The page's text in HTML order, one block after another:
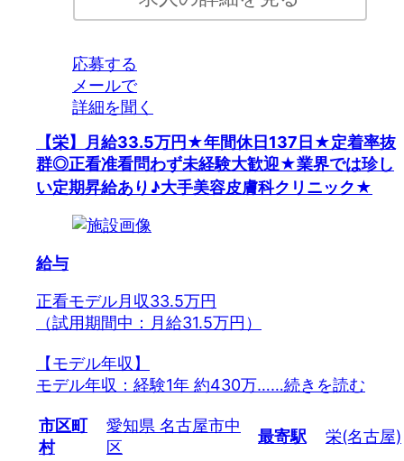
応募する
メールで
詳細を聞く
【栄】月給33.5万円★年間休日137日★定着率抜
群◎正看准看問わず未経験大歓迎★業界では珍し
い定期昇給あり♪大手美容皮膚科クリニック★
給与
正看モデル月収33.5万円
（試用期間中：月給31.5万円）
【モデル年収】
モデル年収：経験1年 約430万……続きを読む
市区町
村
愛知県 名古屋市中
区
最寄駅 栄(名古屋)